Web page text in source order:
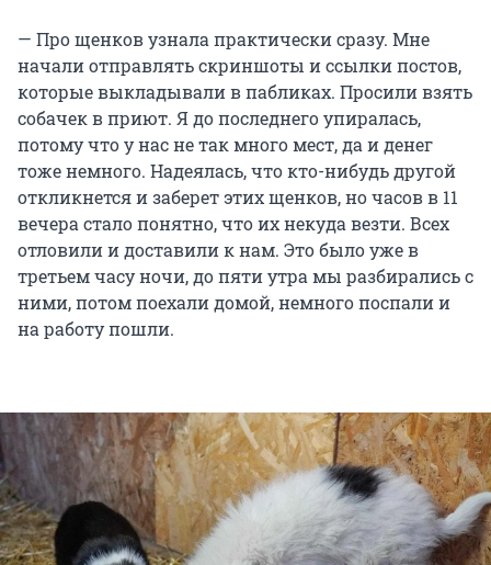
— Про щенков узнала практически сразу. Мне
начали отправлять скриншоты и ссылки постов,
которые выкладывали в пабликах. Просили взять
собачек в приют. Я до последнего упиралась,
потому что у нас не так много мест, да и денег
тоже немного. Надеялась, что кто-нибудь другой
откликнется и заберет этих щенков, но часов в 11
вечера стало понятно, что их некуда везти. Всех
отловили и доставили к нам. Это было уже в
третьем часу ночи, до пяти утра мы разбирались с
ними, потом поехали домой, немного поспали и
на работу пошли.